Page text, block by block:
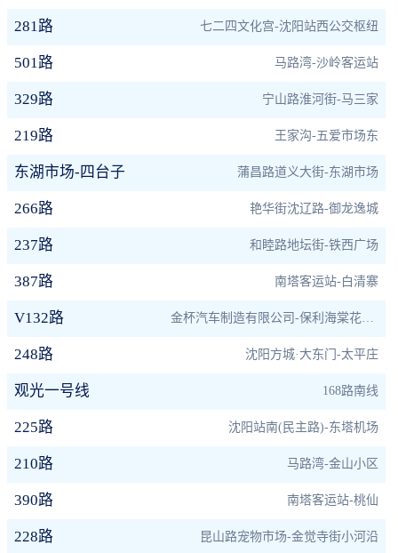
281路 七二四文化宫-沈阳站西公交枢纽
501路 马路湾-沙岭客运站
329路 宁山路淮河街-马三家
219路 王家沟-五爱市场东
东湖市场-四台子 蒲昌路道义大街-东湖市场
266路 艳华街沈辽路-御龙逸城
237路 和睦路地坛街-铁西广场
387路 南塔客运站-白清寨
V132路 金杯汽车制造有限公司-保利海棠花园东
248路 沈阳方城·大东门-太平庄
观光一号线 168路南线
225路 沈阳站南(民主路)-东塔机场
210路 马路湾-金山小区
390路 南塔客运站-桃仙
228路 昆山路宠物市场-金觉寺街小河沿